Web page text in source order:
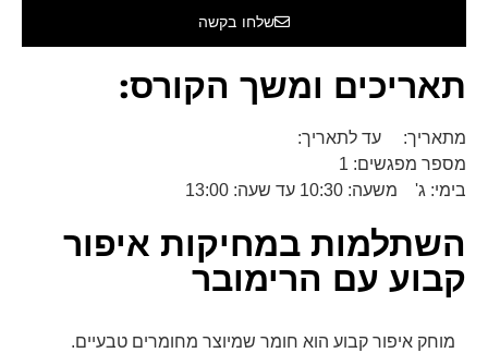
שלחו בקשה
תאריכים ומשך הקורס:
מתאריך: עד לתאריך:
מספר מפגשים: 1
בימי: ג' משעה: 10:30 עד שעה: 13:00
השתלמות במחיקות איפור
קבוע עם הרימובר
מוחק איפור קבוע הוא חומר שמיוצר מחומרים טבעיים.